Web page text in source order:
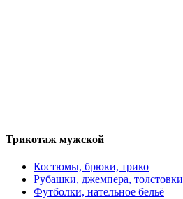
Трикотаж мужской
Костюмы, брюки, трико
Рубашки, джемпера, толстовки
Футболки, нательное бельё